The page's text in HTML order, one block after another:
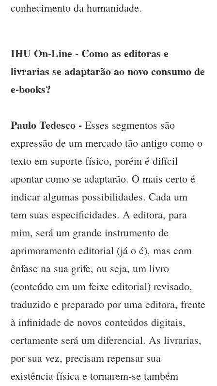
conhecimento da humanidade.
IHU On-Line - Como as editoras e
livrarias se adaptarão ao novo consumo de
e-books?
Paulo Tedesco - Esses segmentos são
expressão de um mercado tão antigo como o
texto em suporte físico, porém é difícil
apontar como se adaptarão. O mais certo é
indicar algumas possibilidades. Cada um
tem suas especificidades. A editora, para
mim, será um grande instrumento de
aprimoramento editorial (já o é), mas com
ênfase na sua grife, ou seja, um livro
(conteúdo em um feixe editorial) revisado,
traduzido e preparado por uma editora, frente
à infinidade de novos conteúdos digitais,
certamente será um diferencial. As livrarias,
por sua vez, precisam repensar sua
existência física e tornarem-se também